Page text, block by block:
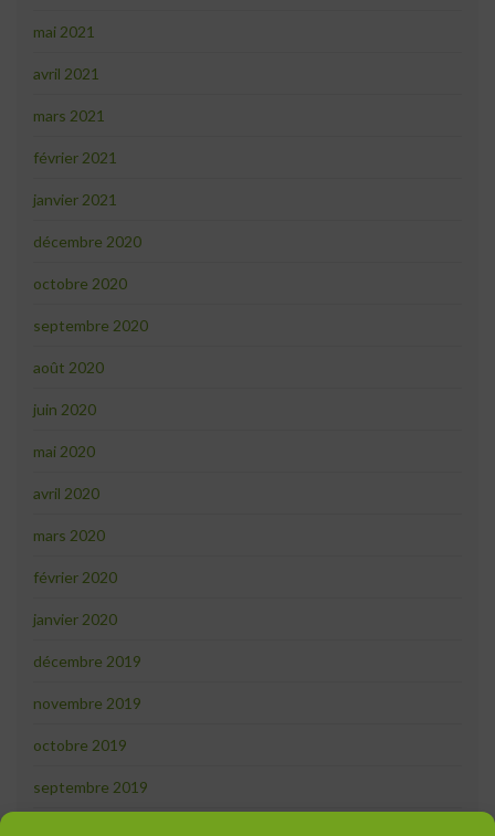
mai 2021
avril 2021
mars 2021
février 2021
janvier 2021
décembre 2020
octobre 2020
septembre 2020
août 2020
juin 2020
mai 2020
avril 2020
mars 2020
février 2020
janvier 2020
décembre 2019
novembre 2019
octobre 2019
septembre 2019